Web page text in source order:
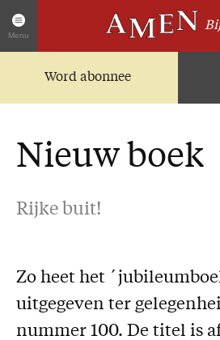
Menu
Word abonnee
Artikelen
Zoek in alle artikelen
Facebook
Abonnementen
Geschenkabonnement
Proefnummer AMEN
Nieuw boek
Rijke buit!
Zo heet het
uitgegeven ter
nummer 100. De titel is